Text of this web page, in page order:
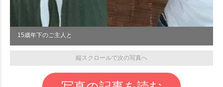
15歳年下のご主人と
縦スクロールで次の写真へ